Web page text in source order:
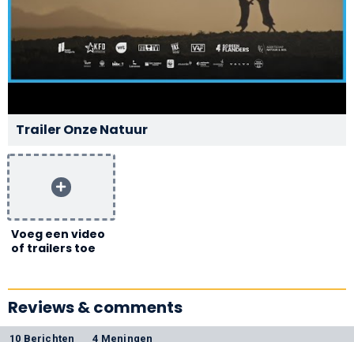
Trailer Onze Natuur
Voeg een video
of trailers toe
Reviews & comments
10 Berichten 4 Meningen